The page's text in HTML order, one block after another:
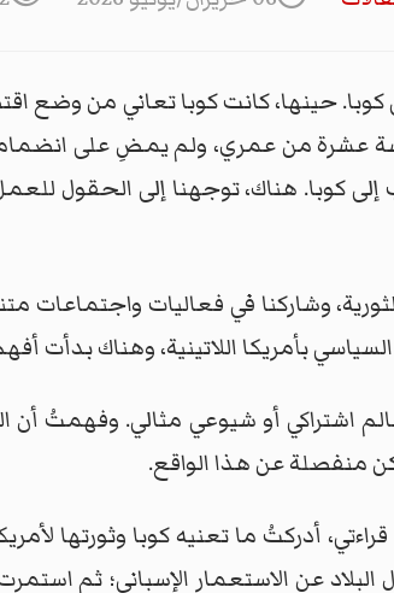
في آب 1994 قادتني إلى كوبا. حينها، كانت كوبا
عشرة من عمري، ولم يمضِ على
كوبا. هناك، توجهنا إلى الحقول
وشاركنا في فعاليات
بأمريكا اللاتينية، وهناك بدأت
اشتراكي أو شيوعي مثالي. وفهمتُ أن
منفصلة عن هذا الواقع.
أدركتُ ما تعنيه كوبا وثورتها
البلاد عن الاستعمار الإسباني؛ ثم